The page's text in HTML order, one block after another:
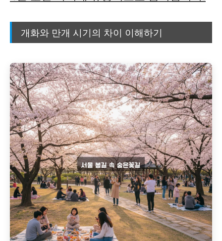
개화와 만개 시기의 차이 이해하기